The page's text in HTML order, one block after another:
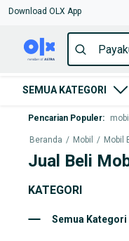
Download OLX App
SEMUA KATEGORI
Pencarian Populer:
Beranda / Mobil / Mobil
Jual Beli
KATEGORI
Semua Kategori